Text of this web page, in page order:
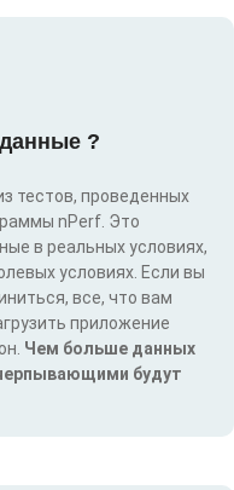
?
тестов, проведенных
nPerf. Это
в реальных условиях,
условиях. Если вы
все, что вам
приложение
Чем больше данных
будут